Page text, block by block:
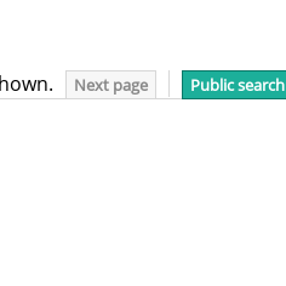
Next page Public search